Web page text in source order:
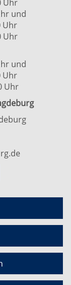
und
Uhr
und
Uhr